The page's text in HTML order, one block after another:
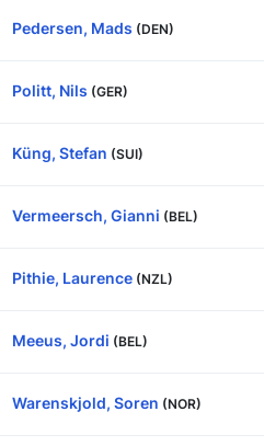
Pedersen, Mads (DEN)
Politt, Nils (GER)
Küng, Stefan (SUI)
Vermeersch, Gianni (BEL)
Pithie, Laurence (NZL)
Meeus, Jordi (BEL)
Warenskjold, Soren (NOR)